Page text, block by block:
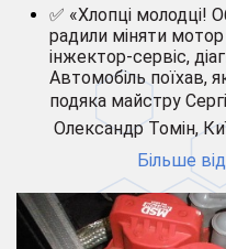
✅ «Хлопці молодці!
радили міняти
інжектор-сервіс,
Автомобіль поїхав,
подяка майстру
Олександр Томін,
Більше